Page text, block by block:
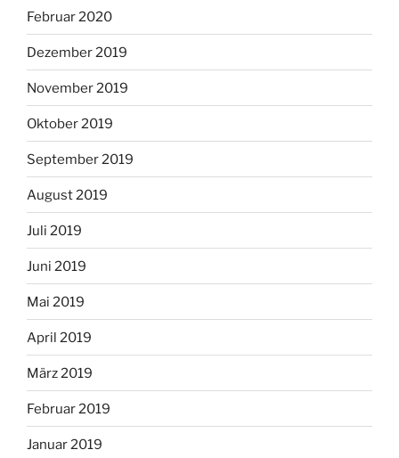
Februar 2020
Dezember 2019
November 2019
Oktober 2019
September 2019
August 2019
Juli 2019
Juni 2019
Mai 2019
April 2019
März 2019
Februar 2019
Januar 2019